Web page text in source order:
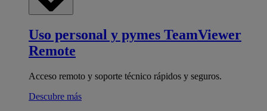
Uso personal y pymes TeamViewer
Remote
Acceso remoto y soporte técnico rápidos y seguros.
Descubre más